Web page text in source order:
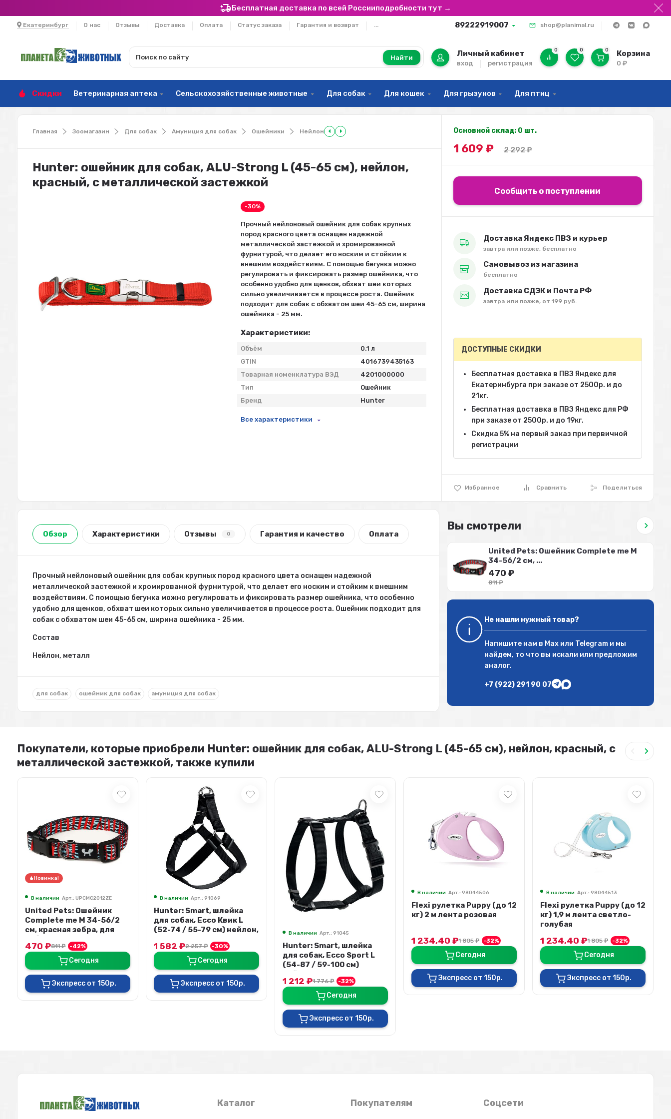
Бесплатная доставка по всей Россииподробности тут →
Екатеринбург О нас Отзывы Доставка Оплата Статус заказа Гарантия и возврат ... 89222919007 shop@planimal.ru
Найти Личный кабинет
вход регистрация
0 0 0 Корзина
0₽
Скидки Ветеринарная аптека Сельскохозяйственные животные Для собак Для кошек Для грызунов Для птиц
Главная Зоомагазин Для собак Амуниция для собак Ошейники Нейлон
Hunter: ошейник для собак, ALU-Strong L (45-65 см), нейлон,
красный, с металлической застежкой
-30%
Прочный нейлоновый ошейник для собак крупных
пород красного цвета оснащен надежной
металлической застежкой и хромированной
фурнитурой, что делает его носким и стойким к
внешним воздействиям. С помощью бегунка можно
регулировать и фиксировать размер ошейника, что
особенно удобно для щенков, обхват шеи которых
сильно увеличивается в процессе роста. Ошейник
подходит для собак с обхватом шеи 45-65 см, ширина
ошейника - 25 мм.
Характеристики:
Объём
0.1 л
GTIN
4016739435163
Товарная номенклатура ВЭД
4201000000
Тип
Ошейник
Бренд
Hunter
Все характеристики
Основной склад: 0 шт.
1 609 ₽ 2 292₽
Сообщить о поступлении
Доставка Яндекс ПВЗ и курьер
завтра или позже, бесплатно
Самовывоз из магазина
бесплатно
Доставка СДЭК и Почта РФ
завтра или позже, от 199 руб.
Избранное Сравнить Поделиться
ДОСТУПНЫЕ СКИДКИ
Бесплатная доставка в ПВЗ Яндекс для
Екатеринбурга при заказе от 2500р. и до
21кг.
Бесплатная доставка в ПВЗ Яндекс для РФ
при заказе от 2500р. и до 19кг.
Скидка 5% на первый заказ при первичной
регистрации
Обзор Характеристики Отзывы 0 Гарантия и качество Оплата
Прочный нейлоновый ошейник для собак крупных пород красного цвета оснащен надежной
металлической застежкой и хромированной фурнитурой, что делает его носким и стойким к внешним
воздействиям. С помощью бегунка можно регулировать и фиксировать размер ошейника, что особенно
удобно для щенков, обхват шеи которых сильно увеличивается в процессе роста. Ошейник подходит для
собак с обхватом шеи 45-65 см, ширина ошейника - 25 мм.
Состав
Нейлон, металл
для собак ошейник для собак амуниция для собак
Вы смотрели
United Pets: Ошейник Complete me M
34-56/2 см, ...
470₽
811₽
Не нашли нужный товар?
Напишите нам в Maxили Telegramи мы
найдем, то что вы искали или предложим
аналог.
+7 (922) 291 90 07
Покупатели, которые приобрели Hunter: ошейник для собак, ALU-Strong L (45-65 см), нейлон, красный, с
металлической застежкой, также купили
В наличии Арт.: 91069
Hunter: Smart, шлейка
для собак, Ecco Квик L
(52-74 / 55-79 см) нейлон,
черная
1 582₽2 257₽ -30%
Сегодня
Экспресс от 150р.
В наличии Арт.: 91045
Hunter: Smart, шлейка
для собак, Ecco Sport L
(54-87 / 59-100 см)
нейлон, черная
1 212₽1 776₽ -32%
Сегодня
В наличии Арт.: 98044506
Flexi рулетка Puppy (до 12
кг) 2 м лента розовая
1 234,40 -32%
Сегодня
Экспресс от 150р.
В наличии Арт.: 98044513
Flexi рулетка Puppy (до 12
кг) 1,9 м лента светло-
1 234,40₽1 805₽ -32%
Сегодня
Экспресс от 150р.
В наличии Арт.: 17602
Trixie: Намордник для
собак пластик № 2,
размер S 17 см, арт. 17602
615₽1 000 ₽ -39%
Сегодня
Экспресс от 150р.
Каталог Покупателям Соцсети